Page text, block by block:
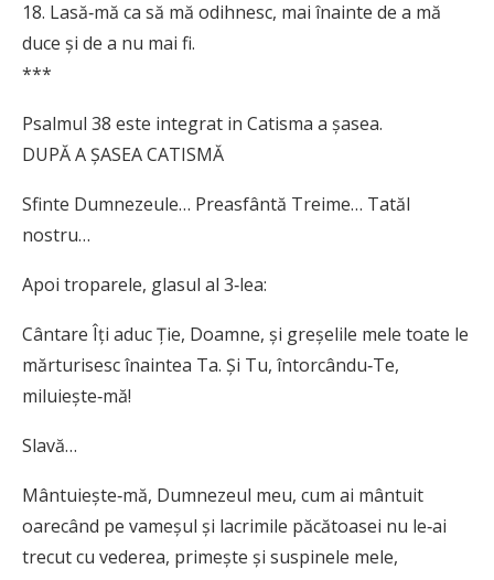
18. Lasă‑mă ca să mă odihnesc, mai înainte de a mă
duce și de a nu mai fi.
***
Psalmul 38 este integrat in Catisma a șasea.
DUPĂ A ȘASEA CATISMĂ
Sfinte Dumnezeule… Preasfântă Treime… Tatăl
nostru…
Apoi troparele, glasul al 3‑lea:
Cântare Îți aduc Ție, Doamne, și greșelile mele toate le
mărturisesc înaintea Ta. Și Tu, întorcându‑Te,
miluiește‑mă!
Slavă…
Mântuiește‑mă, Dumnezeul meu, cum ai mântuit
oarecând pe vameșul și lacrimile păcătoasei nu le‑ai
trecut cu vederea, primește și suspinele mele,